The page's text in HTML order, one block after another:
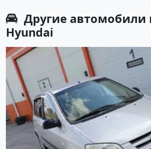
Другие автомобили
Hyundai